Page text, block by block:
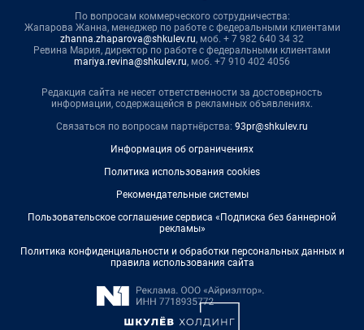
По вопросам коммерческого сотрудничества:
Жапарова Жанна, менеджер по работе с федеральными клиентами
zhanna.zhaparova@shkulev.ru, моб. + 7 982 640 34 32
Ревина Мария, директор по работе с федеральными клиентами
mariya.revina@shkulev.ru, моб. +7 910 402 4056
Редакция сайта не несет ответственности за достоверность
информации, содержащейся в рекламных объявлениях.
Связаться по вопросам партнёрства: 93pr@shkulev.ru
Информация об ограничениях
Политика использования cookies
Рекомендательные системы
Пользовательское соглашение сервиса «Подписка без баннерной
рекламы»
Политика конфиденциальности и обработки персональных данных и
правила использования сайта